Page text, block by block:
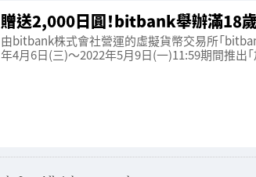
贈送2,000日圓！bitbank舉辦滿18歲
由bitbank株式會社營運的虛擬貨幣交易所「
年4月6日(三)～2022年5月9日(一)11:59期間推出「